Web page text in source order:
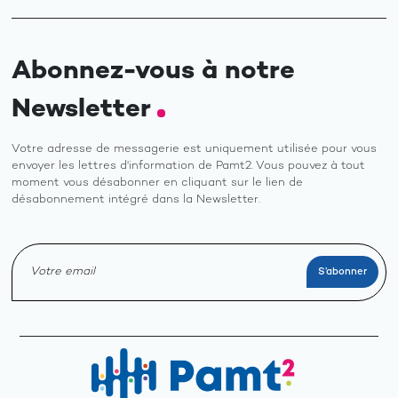
Abonnez-vous à notre
Newsletter
Votre adresse de messagerie est uniquement utilisée pour vous
envoyer les lettres d'information de Pamt2. Vous pouvez à tout
moment vous désabonner en cliquant sur le lien de
désabonnement intégré dans la Newsletter.